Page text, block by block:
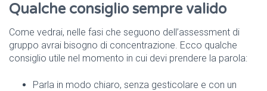
Qualche consiglio sempre valido
Come vedrai, nelle fasi che seguono dell’assessment di
gruppo avrai bisogno di concentrazione. Ecco qualche
consiglio utile nel momento in cui devi prendere la parola:
Parla in modo chiaro, senza gesticolare e con un